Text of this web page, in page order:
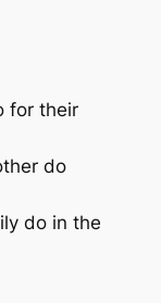
for their
do
do in the